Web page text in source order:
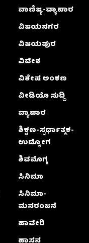
ವಾಣಿಜ್ಯ-ವ್ಯಾಪಾರ
ವಿಜಯನಗರ
ವಿಜಯಪುರ
ವಿದೇಶ
ವಿಶೇಷ ಅಂಕಣ
ವೀಡಿಯೊ ಸುದ್ದಿ
ವ್ಯಾಪಾರ
ಶಿಕ್ಷಣ-ಸ್ಪರ್ಧಾತ್ಮಕ-
ಉದ್ಯೋಗ
ಶಿವಮೊಗ್ಗ
ಸಿನಿಮಾ
ಸಿನಿಮಾ-
ಮನರಂಜನೆ
ಹಾವೇರಿ